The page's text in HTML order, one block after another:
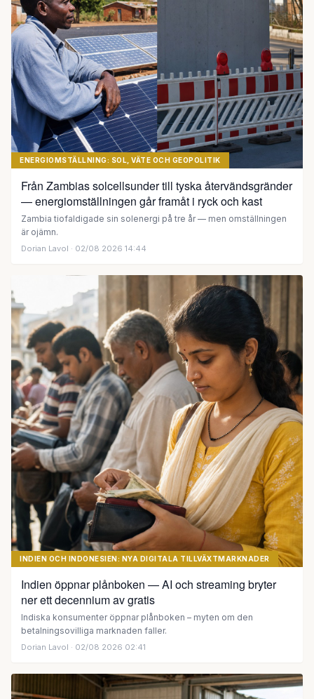
ENERGIOMSTÄLLNING: SOL, VÄTE OCH GEOPOLITIK
Från Zambias solcellsunder till tyska återvändsgränder
— energiomställningen går framåt i ryck och kast
Zambia tiofaldigade sin solenergi på tre år — men omställningen
är ojämn.
Dorian Lavol · 02/08 2026 14:44
INDIEN OCH INDONESIEN: NYA DIGITALA TILLVÄXTMARKNADER
Indien öppnar plånboken — AI och streaming bryter
ner ett decennium av gratis
Indiska konsumenter öppnar plånboken – myten om den
betalningsovilliga marknaden faller.
Dorian Lavol · 02/08 2026 02:41